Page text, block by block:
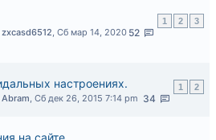
1 2 3
52
zxcasd6512, Сб мар 14, 2020
настроениях. 1 2
34
Abram, Сб дек 26, 2015 7:14 pm
на сайте